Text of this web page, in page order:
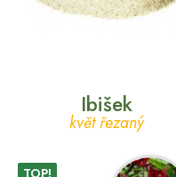
Ibišek
květ řezaný